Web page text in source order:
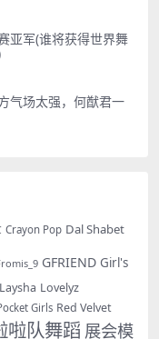
亚军(谁将获得世界舞
气场太强，何猷君一
Crayon Pop Dal Shabet
GFRIEND Girl's
Laysha Lovelyz
Girls Red Velvet
啦队舞蹈 展会模